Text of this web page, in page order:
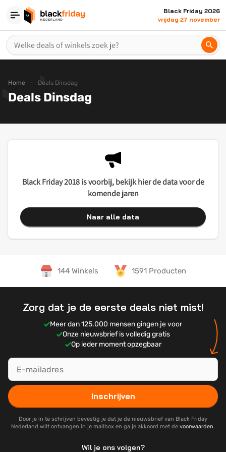
Black Friday 2026
vrijdag 27 november
Home Deals Dinsdag
Deals Dinsdag
Black Friday 2018 is voorbij, bekijk hier de data voor de
komende jaren
Naar alle data
144 Winkels 1591 Producten
Zorg dat je de eerste deals niet mist!
Meer dan 125.000 mensen gingen je voor
Onze nieuwsbrief is volledig gratis
Op ieder moment opzegbaar
Inschrijven
Door je in te schrijven bevestig je dat je de nieuwsbrief van Black Friday
Nederland wilt ontvangen in je mailbox en ga je akkoord met de voorwaarden.
Wil je ons volgen?